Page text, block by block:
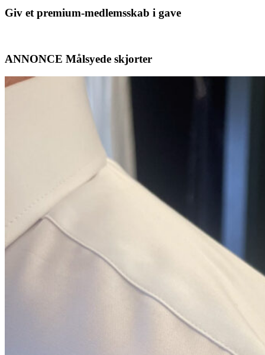
Giv et premium-medlemsskab i gave
ANNONCE Målsyede skjorter